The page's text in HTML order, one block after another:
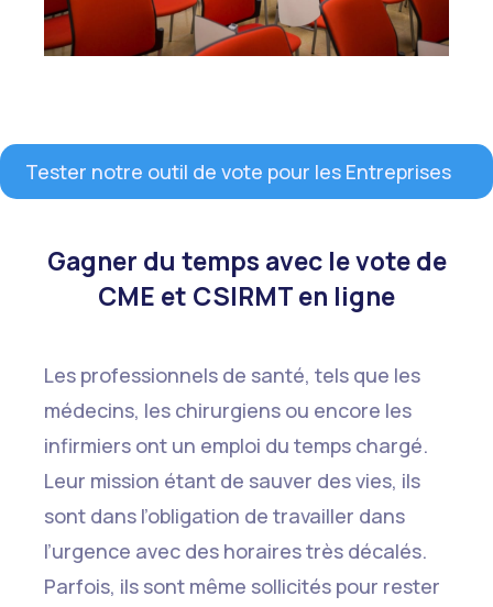
Tester notre outil de vote pour les Entreprises
Gagner du temps avec le vote de
CME et CSIRMT en ligne
Les professionnels de santé, tels que les
médecins, les chirurgiens ou encore les
infirmiers ont un emploi du temps chargé.
Leur mission étant de sauver des vies, ils
sont dans l’obligation de travailler dans
l’urgence avec des horaires très décalés.
Parfois, ils sont même sollicités pour rester